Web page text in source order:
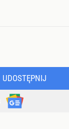
UDOSTĘPNIJ